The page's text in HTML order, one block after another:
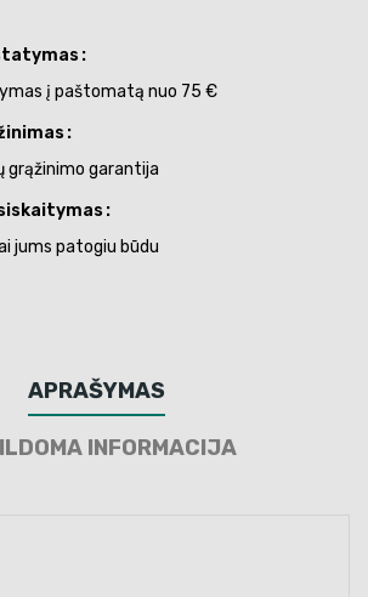
į paštomatą nuo 75 €
grąžinimo garantija
jums patogiu būdu
APRAŠYMAS
INFORMACIJA